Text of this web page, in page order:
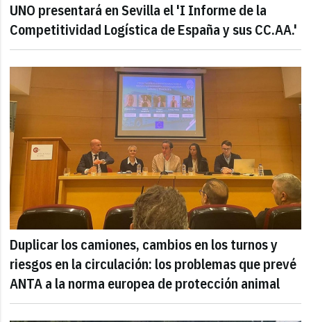
UNO presentará en Sevilla el 'I Informe de la
Competitividad Logística de España y sus CC.AA.'
Duplicar los camiones, cambios en los turnos y
riesgos en la circulación: los problemas que prevé
ANTA a la norma europea de protección animal